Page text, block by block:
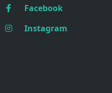
Facebook
Instagram